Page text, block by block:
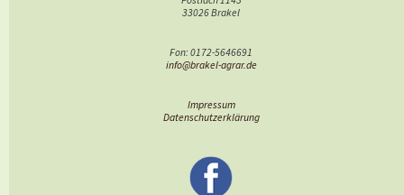
Brakel, Hembsen, Istrup, Rheder
33026 Brakel
Fon: 0172-5646691
info@brakel-agrar.de
Impressum
Datenschutzerklärung